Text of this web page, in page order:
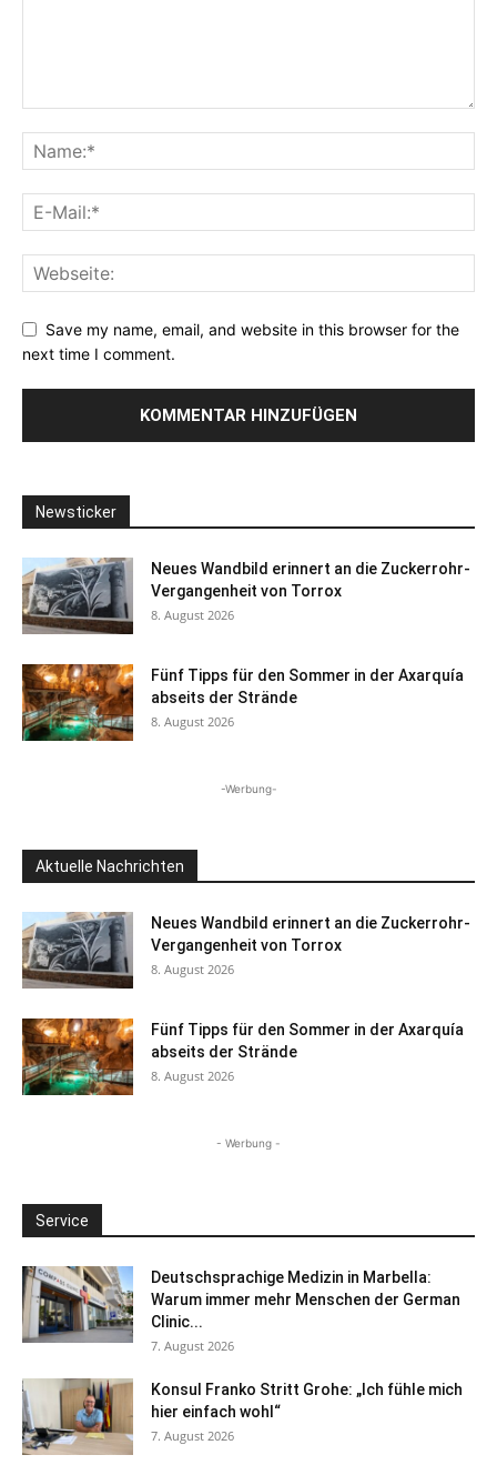
Save my name, email, and website in this browser for the
next time I comment.
Newsticker
Neues Wandbild erinnert an die Zuckerrohr-
Vergangenheit von Torrox
8. August 2026
Fünf Tipps für den Sommer in der Axarquía
abseits der Strände
8. August 2026
-Werbung-
Aktuelle Nachrichten
Neues Wandbild erinnert an die Zuckerrohr-
Vergangenheit von Torrox
8. August 2026
Fünf Tipps für den Sommer in der Axarquía
abseits der Strände
8. August 2026
- Werbung -
Service
Deutschsprachige Medizin in Marbella:
Warum immer mehr Menschen der German
Clinic...
7. August 2026
Konsul Franko Stritt Grohe: „Ich fühle mich
hier einfach wohl“
7. August 2026